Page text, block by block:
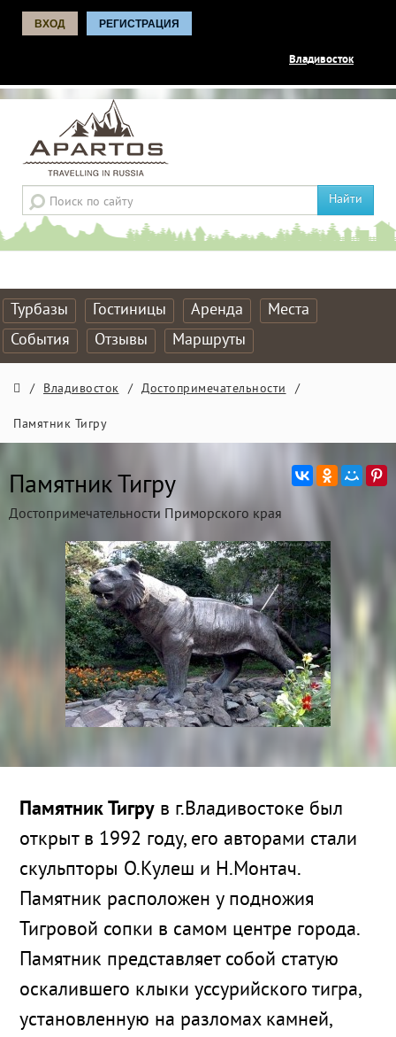
ВХОД РЕГИСТРАЦИЯ
Владивосток
Найти
Турбазы Гостиницы Аренда
Места
События
Отзывы Маршруты
/ Владивосток / Достопримечательности /
Памятник Тигру
Памятник Тигру
Достопримечательности Приморского края
Памятник Тигру в г.Владивостоке был
открыт в 1992 году, его авторами стали
скульпторы О.Кулеш и Н.Монтач.
Памятник расположен у подножия
Тигровой сопки в самом центре города.
Памятник представляет собой статую
оскалившего клыки уссурийского тигра,
установленную на разломах камней,